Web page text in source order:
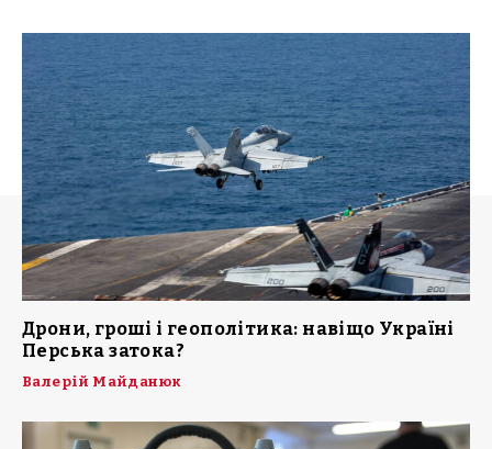
Дрони, гроші і геополітика: навіщо Україні
Перська затока?
Валерій Майданюк